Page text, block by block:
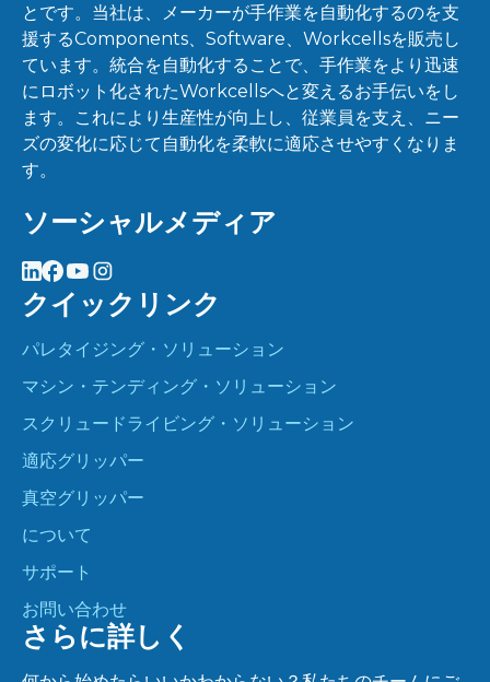
とです。当社は、メーカーが手作業を自動化するのを支
援するComponents、Software、Workcellsを販売し
ています。統合を自動化することで、手作業をより迅速
にロボット化されたWorkcellsへと変えるお手伝いをし
ます。これにより生産性が向上し、従業員を支え、ニー
ズの変化に応じて自動化を柔軟に適応させやすくなりま
す。
ソーシャルメディア
クイックリンク
パレタイジング・ソリューション
マシン・テンディング・ソリューション
スクリュードライビング・ソリューション
適応グリッパー
真空グリッパー
について
サポート
お問い合わせ
さらに詳しく